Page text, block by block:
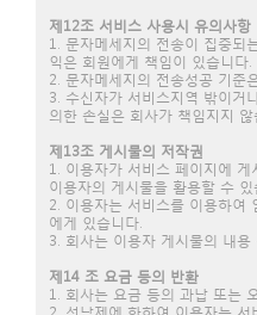
제12조 서비스 사용시 유의사항
1. 문자메세지의 전송이 집중되
익은 회원에게 책임이 있습니다.
2. 문자메세지의 전송성공 기준
3. 수신자가 서비스지역 밖이거
의한 손실은 회사가 책임지지 않
제13조 게시물의 저작권
1. 이용자가 서비스 페이지에
이용자의 게시물을 활용할 수 있
2. 이용자는 서비스를 이용하여
에게 있습니다.
3. 회사는 이용자 게시물의 내
제14 조 요금 등의 반환
1. 회사는 요금 등의 과납 또는